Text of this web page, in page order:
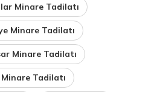
Minare Tadilatı
Minare Tadilatı
Minare Tadilatı
Tadilatı